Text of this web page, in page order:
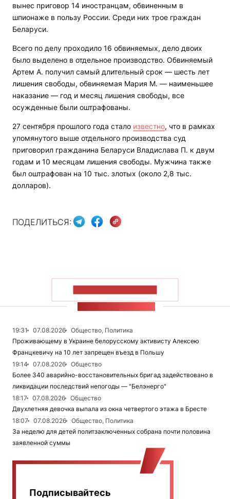
вынес приговор 14 иностранцам, обвиненным в
шпионаже в пользу России. Среди них трое граждан
Беларуси.
Всего по делу проходило 16 обвиняемых, дело двоих
было выделено в отдельное производство. Обвиняемый
Артем А. получил самый длительный срок — шесть лет
лишения свободы, обвиняемая Мария М. — наименьшее
наказание — год и месяц лишения свободы, все
осужденные были оштрафованы.
27 сентября прошлого года стало известно, что в рамках
упомянутого выше отдельного производства суд
приговорил гражданина Беларуси Владислава П. к двум
годам и 10 месяцам лишения свободы. Мужчина также
был оштрафован на 10 тыс. злотых (около 2,8 тыс.
долларов).
ПОДЕЛИТЬСЯ:
19:31 07.08.2026
Общество, Политика
Проживающему в Украине белорусскому активисту Алексею
Францкевичу на 10 лет запрещен въезд в Польшу
19:14
07.08.2026
Общество
Более 340 аварийно-восстановительных бригад задействовано в
ликвидации последствий непогоды — "Белэнерго"
18:17
07.08.2026
Общество
Двухлетняя девочка выпала из окна четвертого этажа в Бресте
18:07
07.08.2026
Общество, Политика
За неделю для детей политзаключенных собрана почти половина
заявленной суммы
Подписывайтесь